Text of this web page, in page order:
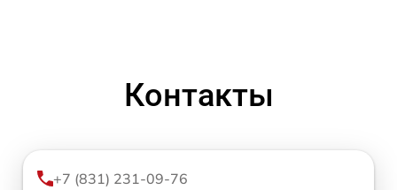
Контакты
+7 (831) 231-09-76